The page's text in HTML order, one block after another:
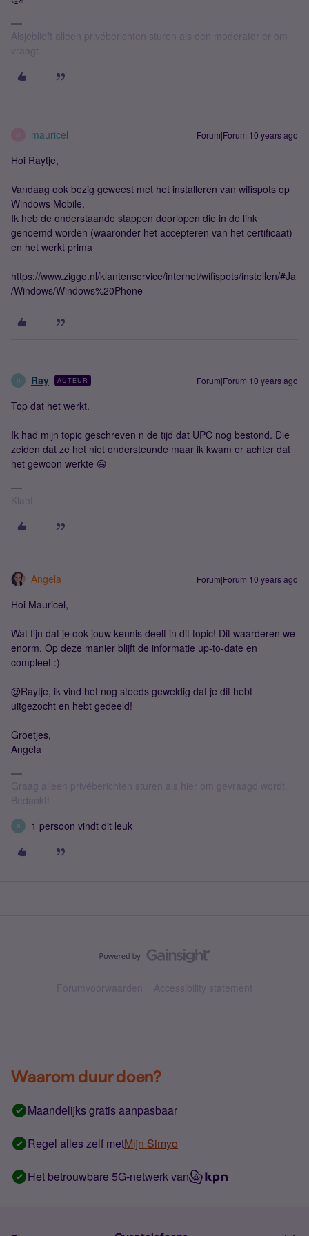
Alsjeblieft alleen privéberichten sturen als een moderator er om
vraagt.
mauricel Forum|Forum|10 years ago
Hoi Raytje,
Vandaag ook bezig geweest met het installeren van wifispots op
Windows Mobile.
Ik heb de onderstaande stappen doorlopen die in de link
genoemd worden (waaronder het accepteren van het certificaat)
en het werkt prima
https://www.ziggo.nl/klantenservice/internet/wifispots/instellen/#Ja
/Windows/Windows%20Phone
R Ray AUTEUR Forum|Forum|10 years ago
Top dat het werkt.
Ik had mijn topic geschreven n de tijd dat UPC nog bestond. Die
zeiden dat ze het niet ondersteunde maar ik kwam er achter dat
het gewoon werkte 😃
Klant
Angela Forum|Forum|10 years ago
Hoi Mauricel,
Wat fijn dat je ook jouw kennis deelt in dit topic! Dit waarderen we
enorm. Op deze manier blijft de informatie up-to-date en
compleet :)
@Raytje, ik vind het nog steeds geweldig dat je dit hebt
uitgezocht en hebt gedeeld!
Groetjes,
Angela
Graag alleen privéberichten sturen als hier om gevraagd wordt.
Bedankt!
R 1 persoon vindt dit leuk
Forumvoorwaarden Accessibility statement
Waarom duur doen?
Maandelijks gratis aanpasbaar
Regel alles zelf metMijn Simyo
Het betrouwbare 5G-netwerk van